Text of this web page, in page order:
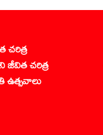
చరిత్ర
చరిత్ర
ఉత్సవాలు